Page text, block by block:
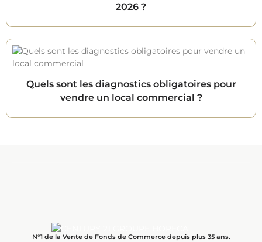
2026 ?
Quels sont les diagnostics obligatoires pour
vendre un local commercial ?
N°1 de la Vente de Fonds de Commerce depuis plus 35 ans.